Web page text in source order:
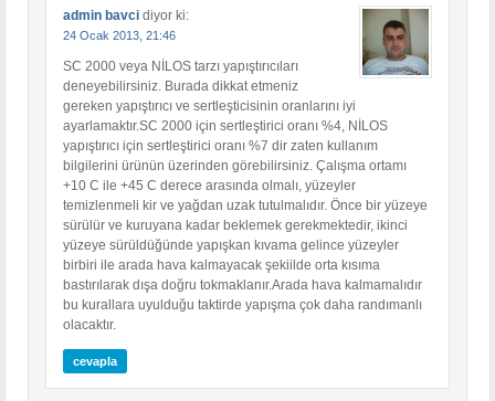
admin bavci diyor ki:
24 Ocak 2013, 21:46
SC 2000 veya NİLOS tarzı yapıştırıcıları
deneyebilirsiniz. Burada dikkat etmeniz
gereken yapıştırıcı ve sertleşticisinin oranlarını iyi
ayarlamaktır.SC 2000 için sertleştirici oranı %4, NİLOS
yapıştırıcı için sertleştirici oranı %7 dir zaten kullanım
bilgilerini ürünün üzerinden görebilirsiniz. Çalışma ortamı
+10 C ile +45 C derece arasında olmalı, yüzeyler
temizlenmeli kir ve yağdan uzak tutulmalıdır. Önce bir yüzeye
sürülür ve kuruyana kadar beklemek gerekmektedir, ikinci
yüzeye sürüldüğünde yapışkan kıvama gelince yüzeyler
birbiri ile arada hava kalmayacak şekiilde orta kısıma
bastırılarak dışa doğru tokmaklanır.Arada hava kalmamalıdır
bu kurallara uyulduğu taktirde yapışma çok daha randımanlı
olacaktır.
cevapla